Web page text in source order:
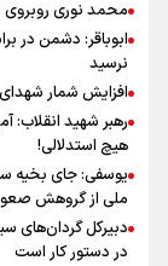
محمد نوری
ابوباقر: دشمن در
نرسید
افزایش شمار شهدای
رهبر شهید انقلاب:
هیچ استدلالی!
یوسفی: جای بخیه
ملی از گروهش
دبیرکل گردان‌های
در دستور کار است